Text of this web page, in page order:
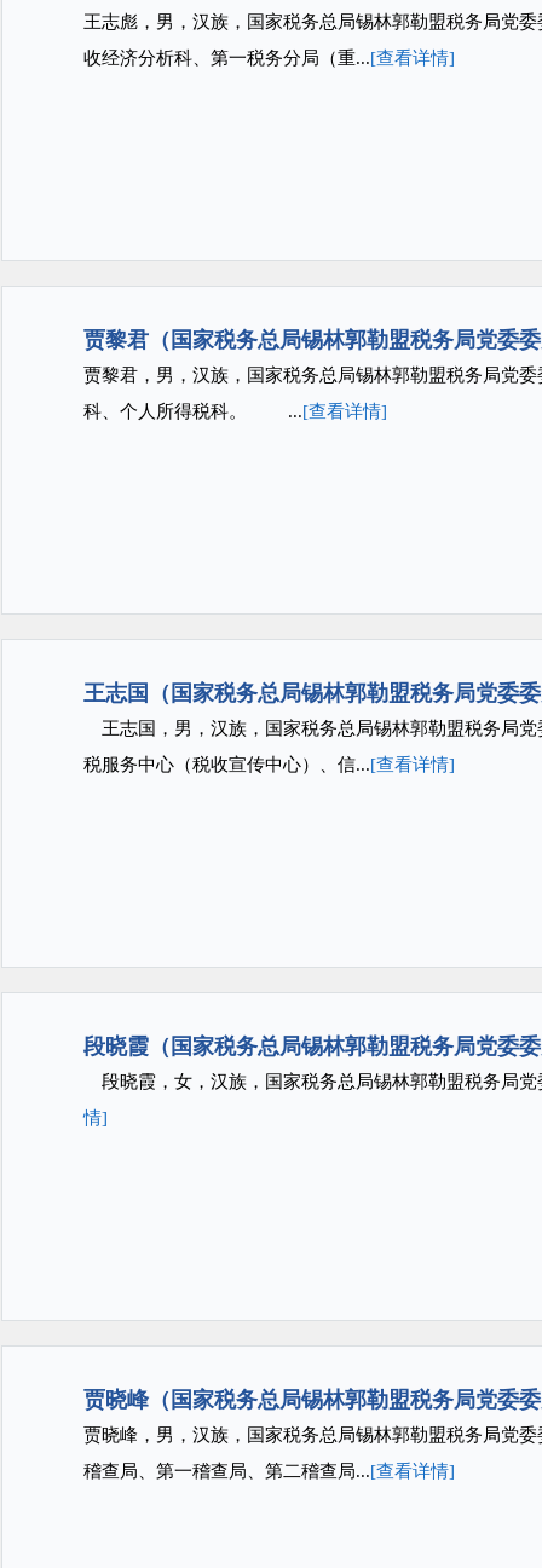
王志彪，男，汉族，国家税务总局锡林郭勒盟税务局
收经济分析科、第一税务分局（重...[查看详情]
贾黎君（国家税务总局锡林郭勒盟税务局党委
贾黎君，男，汉族，国家税务总局锡林郭勒盟税务局
科、个人所得税科。 ...[查看详情]
王志国（国家税务总局锡林郭勒盟税务局党委
王志国，男，汉族，国家税务总局锡林郭勒盟税务
税服务中心（税收宣传中心）、信...[查看详情]
段晓霞（国家税务总局锡林郭勒盟税务局党委
段晓霞，女，汉族，国家税务总局锡林郭勒盟税
情]
贾晓峰（国家税务总局锡林郭勒盟税务局党委
贾晓峰，男，汉族，国家税务总局锡林郭勒盟税务局
稽查局、第一稽查局、第二稽查局...[查看详情]